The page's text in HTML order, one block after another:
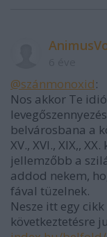
@szánmonoxid:
Nos akkor Te
belvárosbana a
XV., XVI., XIX,,
jellemzőbb a
addod nekem,
fával tüzelnek.
Nesze itt egy
következtetésre